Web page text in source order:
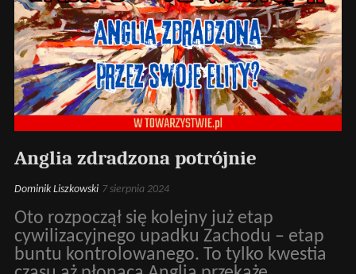
Anglia zdradzona potrójnie
Dominik Liszkowski 7 sierpnia 2024
Oto rozpoczął się kolejny już etap
cywilizacyjnego upadku Zachodu – etap
buntu kontrolowanego. To tylko kwestia